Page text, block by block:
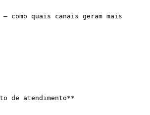
como quais canais geram mais
de atendimento**